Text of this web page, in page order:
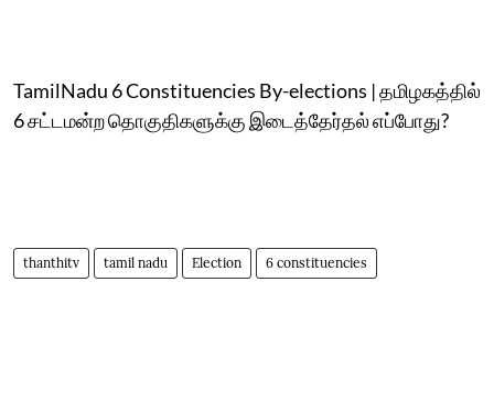
TamilNadu 6 Constituencies By-elections | தமிழகத்தில்
6 சட்டமன்ற தொகுதிகளுக்கு இடைத்தேர்தல் எப்போது?
thanthitv tamil nadu Election 6 constituencies